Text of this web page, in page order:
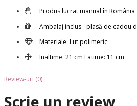
Produs lucrat manual în România
Ambalaj inclus - plasă de cadou
Materiale: Lut polimeric
Inaltime: 21 cm Latime: 11 cm
Review-uri (0)
Scrie un review